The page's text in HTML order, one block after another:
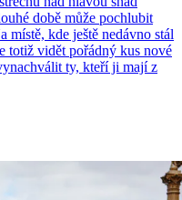
době může pochlubit
místě, kde ještě nedávno stál
totiž vidět pořádný kus nové
ty, kteří ji mají z